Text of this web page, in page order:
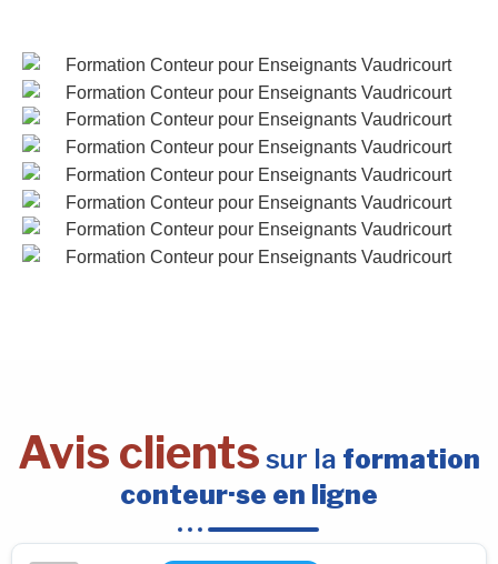
Avis clients sur la formation
conteur·se en ligne